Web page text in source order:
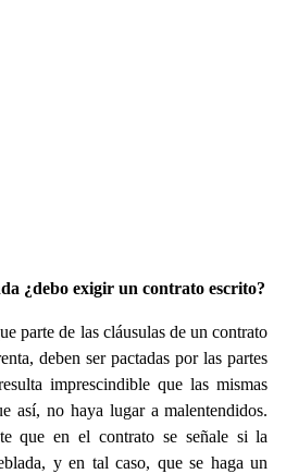
¿debo exigir un contrato escrito?
parte de las cláusulas de un contrato
deben ser pactadas por las partes
imprescindible que las mismas
así, no haya lugar a malentendidos.
que en el contrato se señale si la
y en tal caso, que se haga un